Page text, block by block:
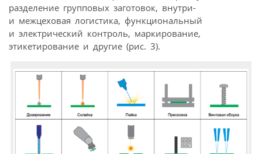
разделение групповых заготовок, внутри­
и межцеховая логистика, функциональный
и электрический контроль, маркирование,
этикетирование и другие (рис. 3).